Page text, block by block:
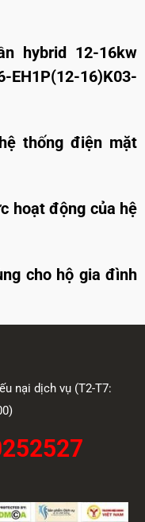
hybrid 12-16kw
16)K03-
thống điện mặt
hoạt động của hệ
cho hộ gia đình
nại dịch vụ (T2-T7: